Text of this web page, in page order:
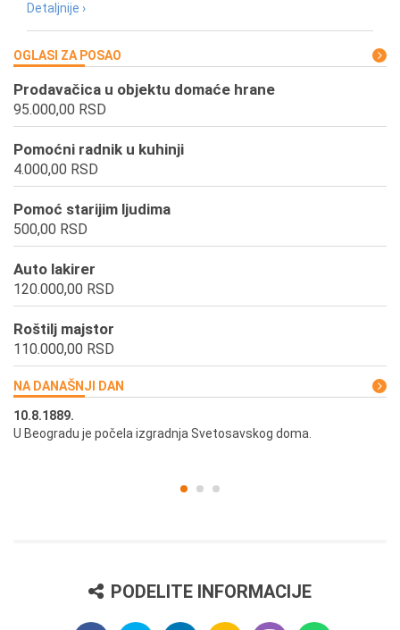
Detaljnije ›
OGLASI ZA POSAO
Prodavačica u objektu domaće hrane
95.000,00 RSD
Pomoćni radnik u kuhinji
4.000,00 RSD
Pomoć starijim ljudima
500,00 RSD
Auto lakirer
120.000,00 RSD
Roštilj majstor
110.000,00 RSD
NA DANAŠNJI DAN
10.8.1889.
U Beogradu je počela izgradnja Svetosavskog doma.
PODELITE INFORMACIJE